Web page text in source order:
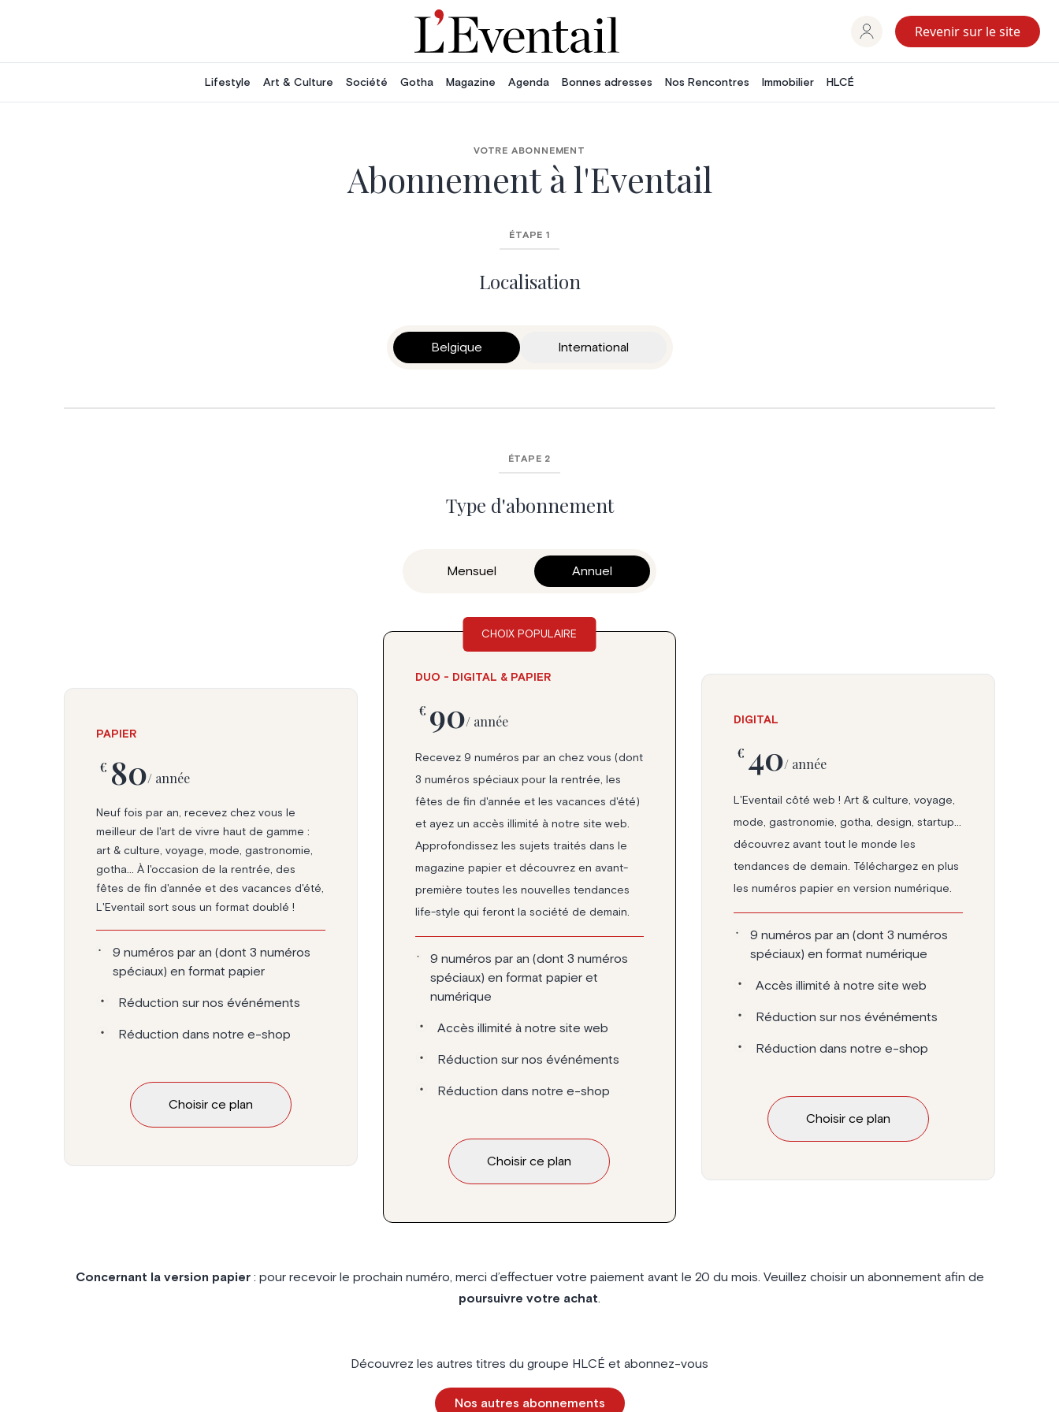
Revenir sur le site
Lifestyle Art & Culture Société Gotha Magazine Agenda Bonnes adresses Nos Rencontres Immobilier HLCÉ
VOTRE ABONNEMENT
Abonnement à l'Eventail
ÉTAPE 1
Localisation
Belgique International
ÉTAPE 2
Type d'abonnement
Mensuel Annuel
PAPIER
€ 80/ année
Neuf fois par an, recevez chez vous le
meilleur de l'art de vivre haut de gamme :
art & culture, voyage, mode, gastronomie,
gotha... À l'occasion de la rentrée, des
fêtes de fin d'année et des vacances d'été,
L'Eventail sort sous un format doublé !
9 numéros par an (dont 3 numéros
spéciaux) en format papier
Réduction sur nos événéments
Réduction dans notre e-shop
Choisir ce plan
CHOIX POPULAIRE
DUO - DIGITAL & PAPIER
€ 90/ année
Recevez 9 numéros par an chez vous (dont
3 numéros spéciaux pour la rentrée, les
fêtes de fin d'année et les vacances d'été)
et ayez un accès illimité à notre site web.
Approfondissez les sujets traités dans le
magazine papier et découvrez en avant-
première toutes les nouvelles tendances
life-style qui feront la société de demain.
9 numéros par an (dont 3 numéros
spéciaux) en format papier et
numérique
Accès illimité à notre site web
Réduction sur nos événéments
Réduction dans notre e-shop
Choisir ce plan
DIGITAL
€ 40/ année
L'Eventail côté web ! Art & culture, voyage,
mode, gastronomie, gotha, design, startup...
découvrez avant tout le monde les
tendances de demain. Téléchargez en plus
les numéros papier en version numérique.
9 numéros par an (dont 3 numéros
spéciaux) en format numérique
Accès illimité à notre site web
Réduction sur nos événéments
Réduction dans notre e-shop
Choisir ce plan
Concernant la version papier: pour recevoir le prochain numéro, merci d’effectuer votre paiement avant le 20 du mois. Veuillez choisir un abonnement afin de
poursuivre votre achat.
Découvrez les autres titres du groupe HLCÉ et abonnez-vous
Nos autres abonnements